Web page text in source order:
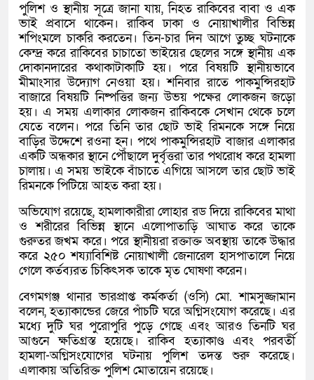
পুলিশ ও স্থানীয় সূত্রে জানা যায়, নিহত রাকিবের বাবা ও এক
ভাই প্রবাসে থাকেন। রাকিব ঢাকা ও নোয়াখালীর বিভিন্ন
শপিংমলে চাকরি করতেন। তিন-চার দিন আগে তুচ্ছ ঘটনাকে
কেন্দ্র করে রাকিবের চাচাতো ভাইয়ের ছেলের সঙ্গে স্থানীয় এক
দোকানদারের কথাকাটাকাটি হয়। পরে বিষয়টি স্থানীয়ভাবে
মীমাংসার উদ্যোগ নেওয়া হয়। শনিবার রাতে পাকমুন্সিরহাট
বাজারে বিষয়টি নিষ্পত্তির জন্য উভয় পক্ষের লোকজন জড়ো
হয়। এ সময় এলাকার লোকজন রাকিবকে সেখান থেকে চলে
যেতে বলেন। পরে তিনি তার ছোট ভাই রিমনকে সঙ্গে নিয়ে
বাড়ির উদ্দেশে রওনা হন। পথে পাকমুন্সিরহাট বাজার এলাকার
একটি অন্ধকার স্থানে পৌঁছালে দুর্বৃত্তরা তার পথরোধ করে হামলা
চালায়। এ সময় ভাইকে বাঁচাতে এগিয়ে আসলে তার ছোট ভাই
রিমনকে পিটিয়ে আহত করা হয়।
অভিযোগ রয়েছে, হামলাকারীরা লোহার রড দিয়ে রাকিবের মাথা
ও শরীরের বিভিন্ন স্থানে এলোপাতাড়ি আঘাত করে তাকে
গুরুতর জখম করে। পরে স্থানীয়রা রক্তাক্ত অবস্থায় তাকে উদ্ধার
করে ২৫০ শয্যাবিশিষ্ট নোয়াখালী জেনারেল হাসপাতালে নিয়ে
গেলে কর্তব্যরত চিকিৎসক তাকে মৃত ঘোষণা করেন।
বেগমগঞ্জ থানার ভারপ্রাপ্ত কর্মকর্তা (ওসি) মো. শামসুজ্জামান
বলেন, হত্যাকান্ডের জেরে পাঁচটি ঘরে অগ্নিসংযোগ করেছে। এর
মধ্যে দুটি ঘর পুরোপুরি পুড়ে গেছে এবং আরও তিনটি ঘর
আগুনে ক্ষতিগ্রস্ত হয়েছে। রাকিব হত্যাকাণ্ড এবং পরবর্তী
হামলা-অগ্নিসংযোগের ঘটনায় পুলিশ তদন্ত শুরু করেছে।
এলাকায় অতিরিক্ত পুলিশ মোতায়েন রয়েছে।